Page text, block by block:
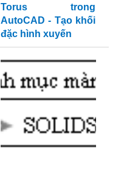
Torus trong
AutoCAD - Tạo khối
đặc hình xuyến